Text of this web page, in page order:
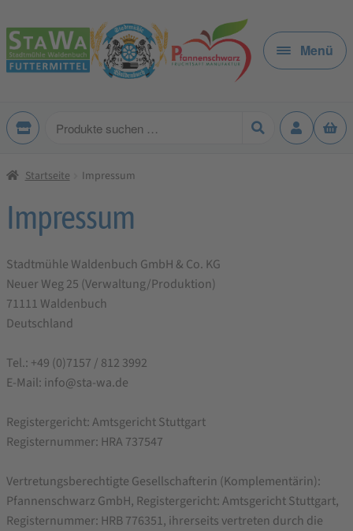
Zur
Navigation
springen
Zum
Inhalt
springen
Menü
Produkte
Startseite Impressum
Impressum
Stadtmühle Waldenbuch GmbH & Co. KG
Neuer Weg 25 (Verwaltung/Produktion)
71111 Waldenbuch
Deutschland
Tel.: +49 (0)7157 / 812 3992
E-Mail: info@sta-wa.de
Registergericht: Amtsgericht Stuttgart
Registernummer: HRA 737547
Vertretungsberechtigte Gesellschafterin (Komplementärin):
Pfannenschwarz GmbH, Registergericht: Amtsgericht Stuttgart,
Registernummer: HRB 776351, ihrerseits vertreten durch die